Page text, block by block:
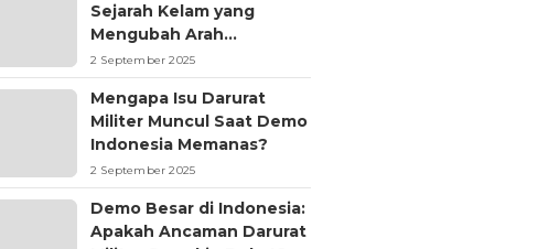
Sejarah Kelam yang
Mengubah Arah
Reformasi Indonesia
2 September 2025
Mengapa Isu Darurat
Militer Muncul Saat Demo
Indonesia Memanas?
2 September 2025
Demo Besar di Indonesia:
Apakah Ancaman Darurat